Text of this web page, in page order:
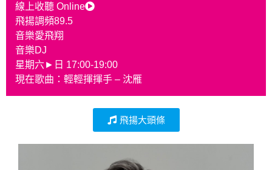
線上收聽 Online
飛揚調頻89.5
音樂愛飛翔
音樂DJ
星期六►日 17:00-19:00
現在歌曲： 輕輕揮揮手 – 沈雁
飛揚大頭條